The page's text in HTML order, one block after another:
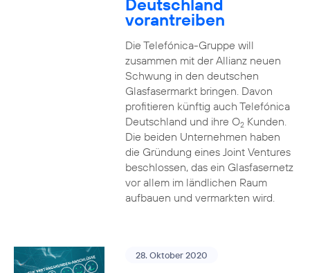
Deutschland
vorantreiben
Die Telefónica-Gruppe will
zusammen mit der Allianz neuen
Schwung in den deutschen
Glasfasermarkt bringen. Davon
profitieren künftig auch Telefónica
Deutschland und ihre O2Kunden.
Die beiden Unternehmen haben
die Gründung eines Joint Ventures
beschlossen, das ein Glasfasernetz
vor allem im ländlichen Raum
aufbauen und vermarkten wird.
28. Oktober 2020